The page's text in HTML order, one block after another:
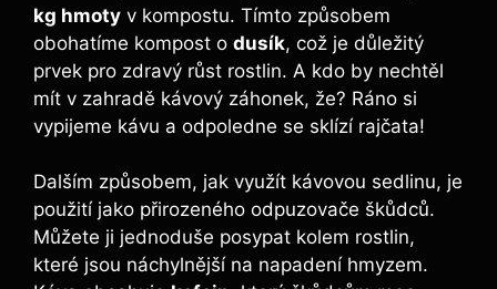
kg ‌hmoty ‍v kompostu. Tímto způsobem⁢
obohatíme kompost o dusík, což je důležitý
prvek⁢ pro zdravý růst rostlin. A kdo by nechtěl
mít v⁣ zahradě kávový záhonek, že? Ráno si
vypijeme⁢ kávu a ‍odpoledne se sklízí rajčata!
Dalším způsobem, jak využít kávovou sedlinu, je
použití jako přirozeného ‌odpuzovače škůdců.
Můžete ⁢ji jednoduše posypat kolem rostlin,
které jsou náchylnější ‌na napadení hmyzem.